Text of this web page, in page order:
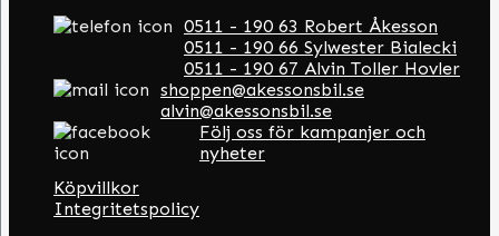
0511 - 190 63 Robert Åkesson
0511 - 190 66 Sylwester Bialecki
0511 - 190 67 Alvin Toller Hovler
shoppen@akessonsbil.se
alvin@akessonsbil.se
Följ oss för kampanjer och
nyheter
Köpvillkor
Integritetspolicy